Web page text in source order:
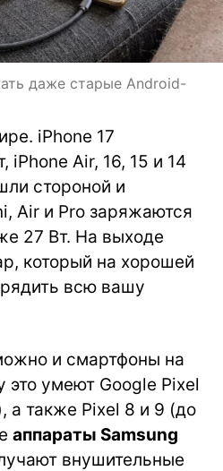
даже старые Android-
iPhone 17
iPhone Air, 16, 15 и 14
стороной и
Air и Pro заряжаются
27 Вт. На выходе
который на хорошей
всю вашу
и смартфоны на
это умеют Google Pixel
а также Pixel 8 и 9 (до
аппараты Samsung
внушительные